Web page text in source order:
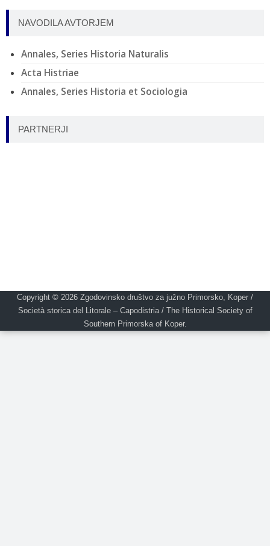
NAVODILA AVTORJEM
Annales, Series Historia Naturalis
Acta Histriae
Annales, Series Historia et Sociologia
PARTNERJI
Copyright © 2026 Zgodovinsko društvo za južno Primorsko, Koper /
Società storica del Litorale – Capodistria / The Historical Society of
Southern Primorska of Koper.